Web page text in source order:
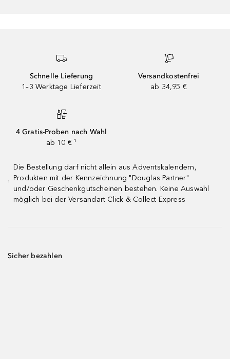
Schnelle Lieferung
1–3 Werktage Lieferzeit
Versandkostenfrei
ab 34,95 €
4 Gratis-Proben nach Wahl
ab 10 € ¹
¹
Die Bestellung darf nicht allein aus Adventskalendern,
Produkten mit der Kennzeichnung "Douglas Partner"
und/oder Geschenkgutscheinen bestehen. Keine Auswahl
möglich bei der Versandart Click & Collect Express
Sicher bezahlen